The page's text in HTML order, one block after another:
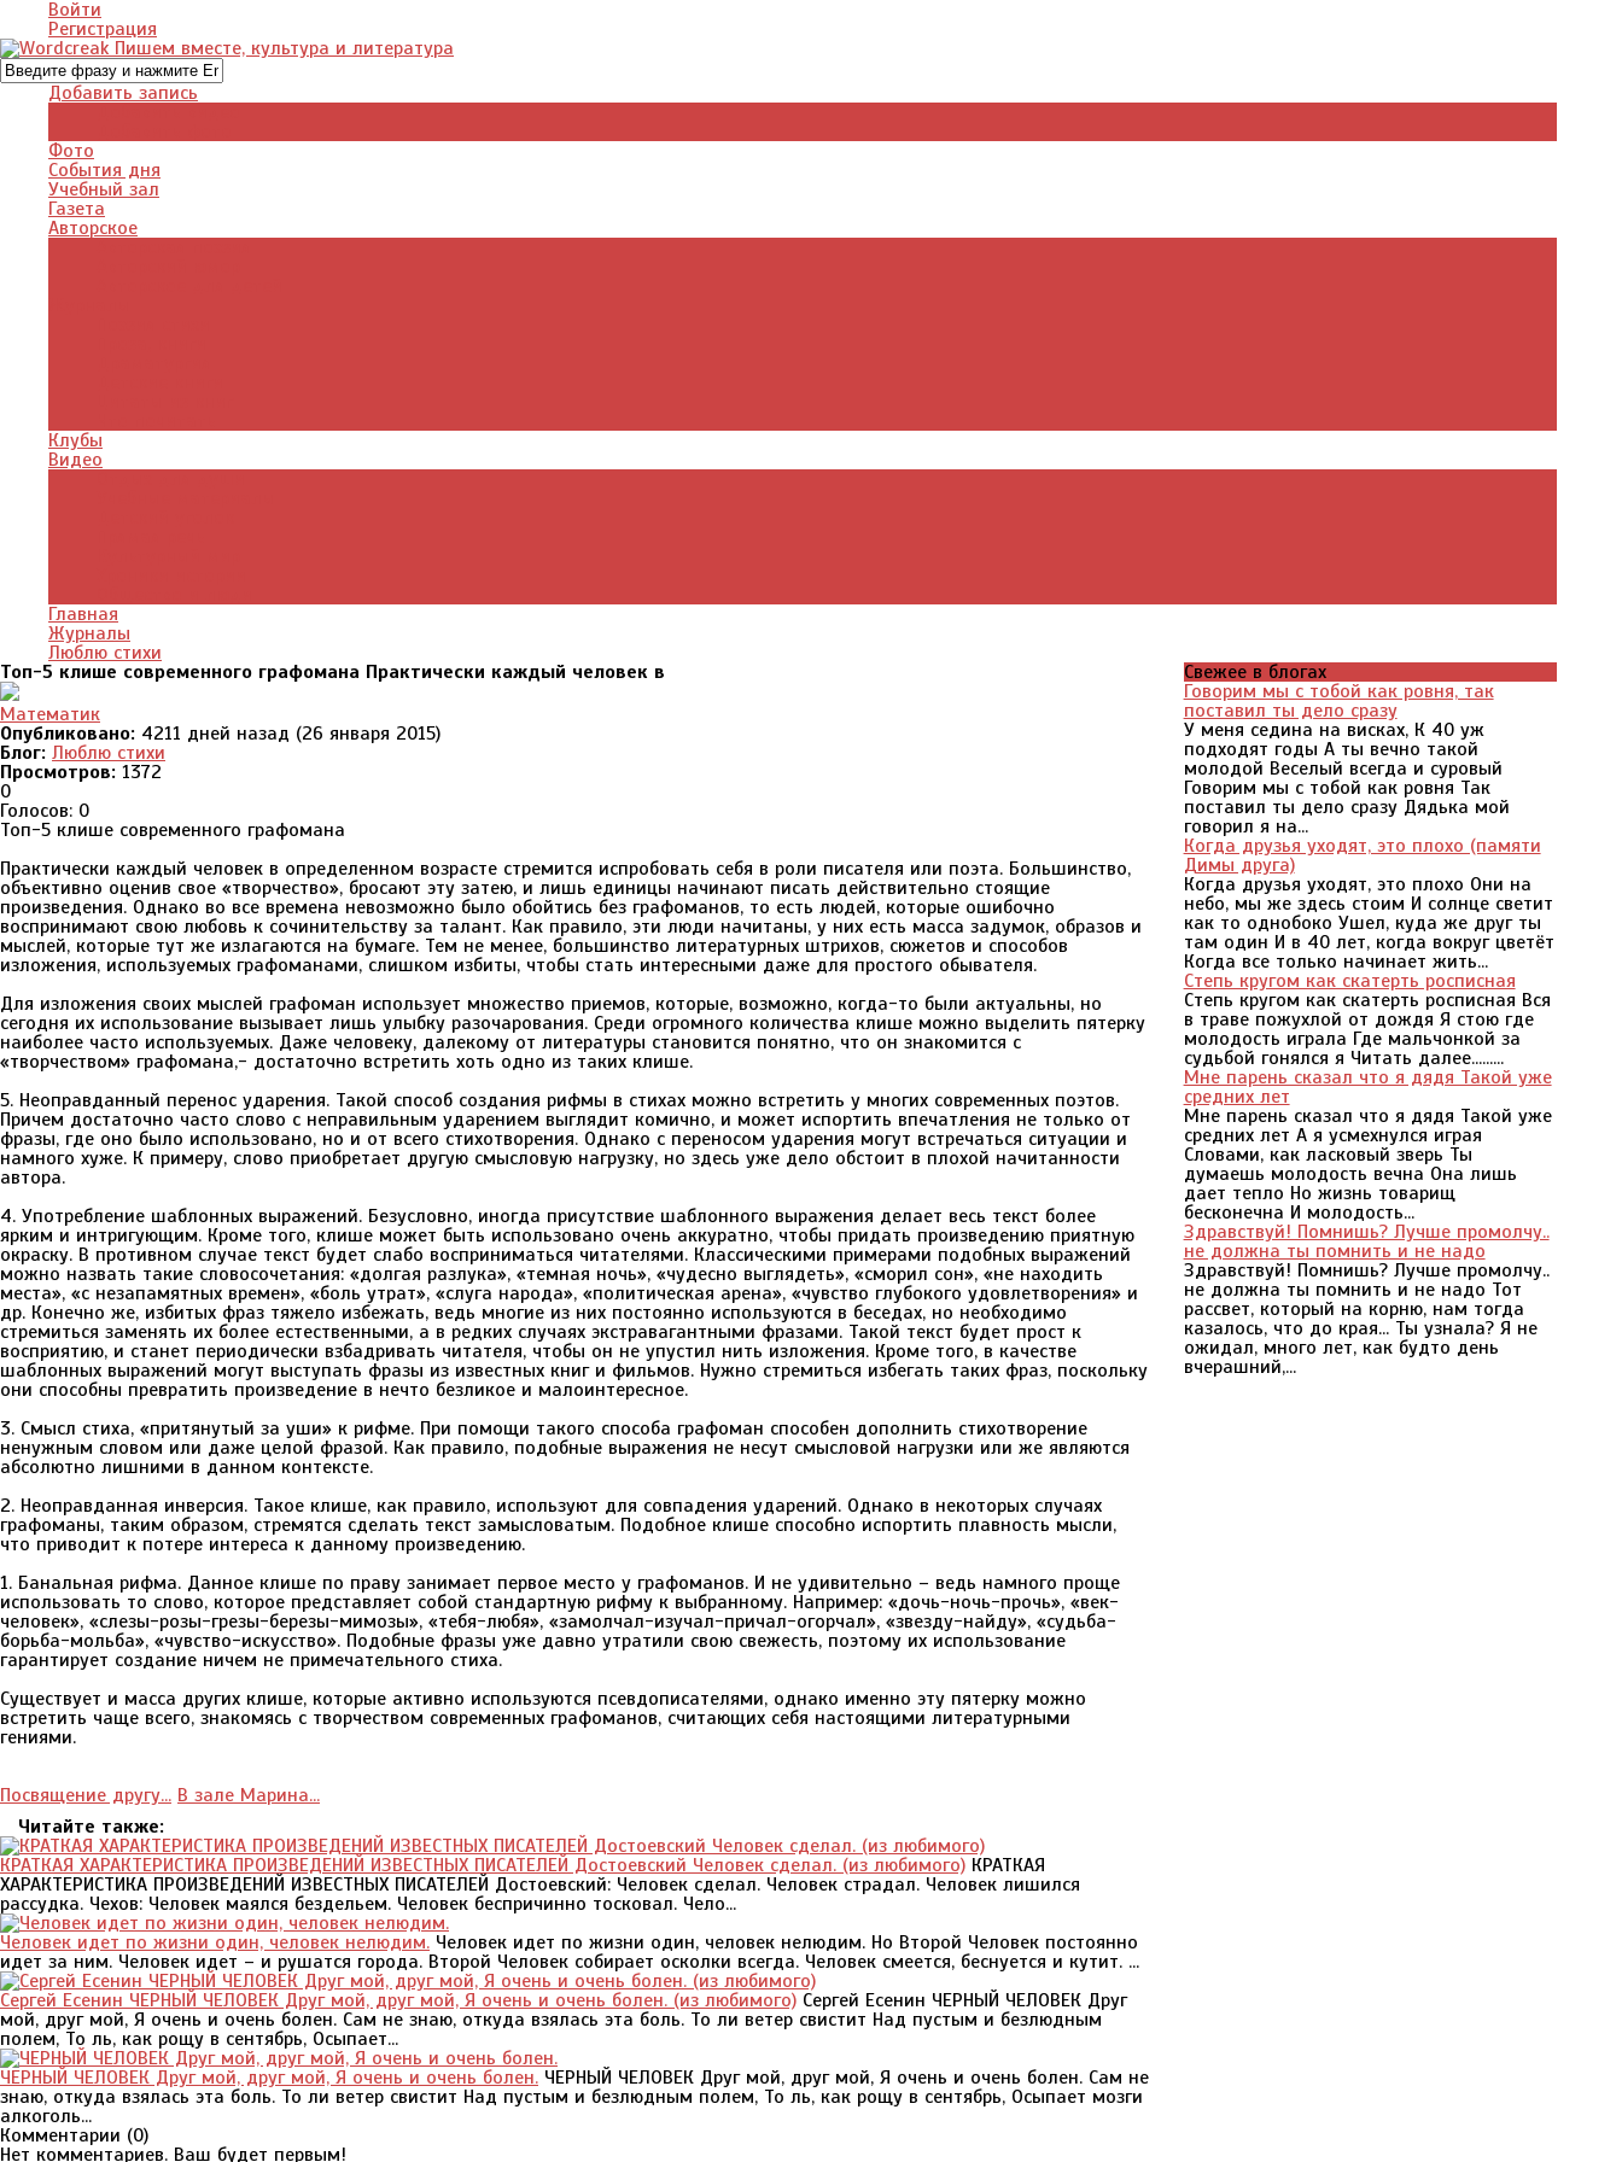
Войти
Регистрация
Добавить запись
Фото
События дня
Учебный зал
Газета
Авторское
Клубы
Видео
Главная
Журналы
Люблю стихи
Топ-5 клише современного графомана Практически каждый человек в
Математик
Опубликовано: 4211 дней назад (26 января 2015)
Блог: Люблю стихи
Просмотров: 1372
0
Голосов: 0
Топ-5 клише современного графомана
Практически каждый человек в определенном возрасте стремится испробовать себя в роли писателя или поэта. Большинство,
объективно оценив свое «творчество», бросают эту затею, и лишь единицы начинают писать действительно стоящие
произведения. Однако во все времена невозможно было обойтись без графоманов, то есть людей, которые ошибочно
воспринимают свою любовь к сочинительству за талант. Как правило, эти люди начитаны, у них есть масса задумок, образов и
мыслей, которые тут же излагаются на бумаге. Тем не менее, большинство литературных штрихов, сюжетов и способов
изложения, используемых графоманами, слишком избиты, чтобы стать интересными даже для простого обывателя.
Для изложения своих мыслей графоман использует множество приемов, которые, возможно, когда-то были актуальны, но
сегодня их использование вызывает лишь улыбку разочарования. Среди огромного количества клише можно выделить пятерку
наиболее часто используемых. Даже человеку, далекому от литературы становится понятно, что он знакомится с
«творчеством» графомана,- достаточно встретить хоть одно из таких клише.
5. Неоправданный перенос ударения. Такой способ создания рифмы в стихах можно встретить у многих современных поэтов.
Причем достаточно часто слово с неправильным ударением выглядит комично, и может испортить впечатления не только от
фразы, где оно было использовано, но и от всего стихотворения. Однако с переносом ударения могут встречаться ситуации и
намного хуже. К примеру, слово приобретает другую смысловую нагрузку, но здесь уже дело обстоит в плохой начитанности
автора.
4. Употребление шаблонных выражений. Безусловно, иногда присутствие шаблонного выражения делает весь текст более
ярким и интригующим. Кроме того, клише может быть использовано очень аккуратно, чтобы придать произведению приятную
окраску. В противном случае текст будет слабо восприниматься читателями. Классическими примерами подобных выражений
можно назвать такие словосочетания: «долгая разлука», «темная ночь», «чудесно выглядеть», «сморил сон», «не находить
места», «с незапамятных времен», «боль утрат», «слуга народа», «политическая арена», «чувство глубокого удовлетворения» и
др. Конечно же, избитых фраз тяжело избежать, ведь многие из них постоянно используются в беседах, но необходимо
стремиться заменять их более естественными, а в редких случаях экстравагантными фразами. Такой текст будет прост к
восприятию, и станет периодически взбадривать читателя, чтобы он не упустил нить изложения. Кроме того, в качестве
шаблонных выражений могут выступать фразы из известных книг и фильмов. Нужно стремиться избегать таких фраз, поскольку
они способны превратить произведение в нечто безликое и малоинтересное.
3. Смысл стиха, «притянутый за уши» к рифме. При помощи такого способа графоман способен дополнить стихотворение
ненужным словом или даже целой фразой. Как правило, подобные выражения не несут смысловой нагрузки или же являются
абсолютно лишними в данном контексте.
2. Неоправданная инверсия. Такое клише, как правило, используют для совпадения ударений. Однако в некоторых случаях
графоманы, таким образом, стремятся сделать текст замысловатым. Подобное клише способно испортить плавность мысли,
что приводит к потере интереса к данному произведению.
1. Банальная рифма. Данное клише по праву занимает первое место у графоманов. И не удивительно – ведь намного проще
использовать то слово, которое представляет собой стандартную рифму к выбранному. Например: «дочь-ночь-прочь», «век-
человек», «слезы-розы-грезы-березы-мимозы», «тебя-любя», «замолчал-изучал-причал-огорчал», «звезду-найду», «судьба-
борьба-мольба», «чувство-искусство». Подобные фразы уже давно утратили свою свежесть, поэтому их использование
гарантирует создание ничем не примечательного стиха.
Существует и масса других клише, которые активно используются псевдописателями, однако именно эту пятерку можно
встретить чаще всего, знакомясь с творчеством современных графоманов, считающих себя настоящими литературными
гениями.
Посвящение другу... В зале Марина...
Читайте также:
КРАТКАЯ ХАРАКТЕРИСТИКА ПРОИЗВЕДЕНИЙ ИЗВЕСТНЫХ ПИСАТЕЛЕЙ Достоевский Человек сделал. (из любимого) КРАТКАЯ
ХАРАКТЕРИСТИКА ПРОИЗВЕДЕНИЙ ИЗВЕСТНЫХ ПИСАТЕЛЕЙ Достоевский: Человек сделал. Человек страдал. Человек лишился
рассудка. Чехов: Человек маялся бездельем. Человек беспричинно тосковал. Чело...
Человек идет по жизни один, человек нелюдим. Человек идет по жизни один, человек нелюдим. Но Второй Человек постоянно
идет за ним. Человек идет – и рушатся города. Второй Человек собирает осколки всегда. Человек смеется, беснуется и кутит. ...
Сергей Есенин ЧЕРНЫЙ ЧЕЛОВЕК Друг мой, друг мой, Я очень и очень болен. (из любимого) Сергей Есенин ЧЕРНЫЙ ЧЕЛОВЕК Друг
мой, друг мой, Я очень и очень болен. Сам не знаю, откуда взялась эта боль. То ли ветер свистит Над пустым и безлюдным
полем, То ль, как рощу в сентябрь, Осыпает...
ЧЕРНЫЙ ЧЕЛОВЕК Друг мой, друг мой, Я очень и очень болен. ЧЕРНЫЙ ЧЕЛОВЕК Друг мой, друг мой, Я очень и очень болен. Сам не
знаю, откуда взялась эта боль. То ли ветер свистит Над пустым и безлюдным полем, То ль, как рощу в сентябрь, Осыпает мозги
алкоголь...
Комментарии (0)
Нет комментариев. Ваш будет первым!
Свежее в блогах
Говорим мы с тобой как ровня, так
поставил ты дело сразу
У меня седина на висках, К 40 уж
подходят годы А ты вечно такой
молодой Веселый всегда и суровый
Говорим мы с тобой как ровня Так
поставил ты дело сразу Дядька мой
говорил я на...
Когда друзья уходят, это плохо (памяти
Димы друга)
Когда друзья уходят, это плохо Они на
небо, мы же здесь стоим И солнце светит
как то однобоко Ушел, куда же друг ты
там один И в 40 лет, когда вокруг цветёт
Когда все только начинает жить...
Степь кругом как скатерть росписная
Степь кругом как скатерть росписная Вся
в траве пожухлой от дождя Я стою где
молодость играла Где мальчонкой за
судьбой гонялся я Читать далее.........
Мне парень сказал что я дядя Такой уже
средних лет
Мне парень сказал что я дядя Такой уже
средних лет А я усмехнулся играя
Словами, как ласковый зверь Ты
думаешь молодость вечна Она лишь
дает тепло Но жизнь товарищ
бесконечна И молодость...
Здравствуй! Помнишь? Лучше промолчу..
не должна ты помнить и не надо
Здравствуй! Помнишь? Лучше промолчу..
не должна ты помнить и не надо Тот
рассвет, который на корню, нам тогда
казалось, что до края... Ты узнала? Я не
ожидал, много лет, как будто день
вчерашний,...